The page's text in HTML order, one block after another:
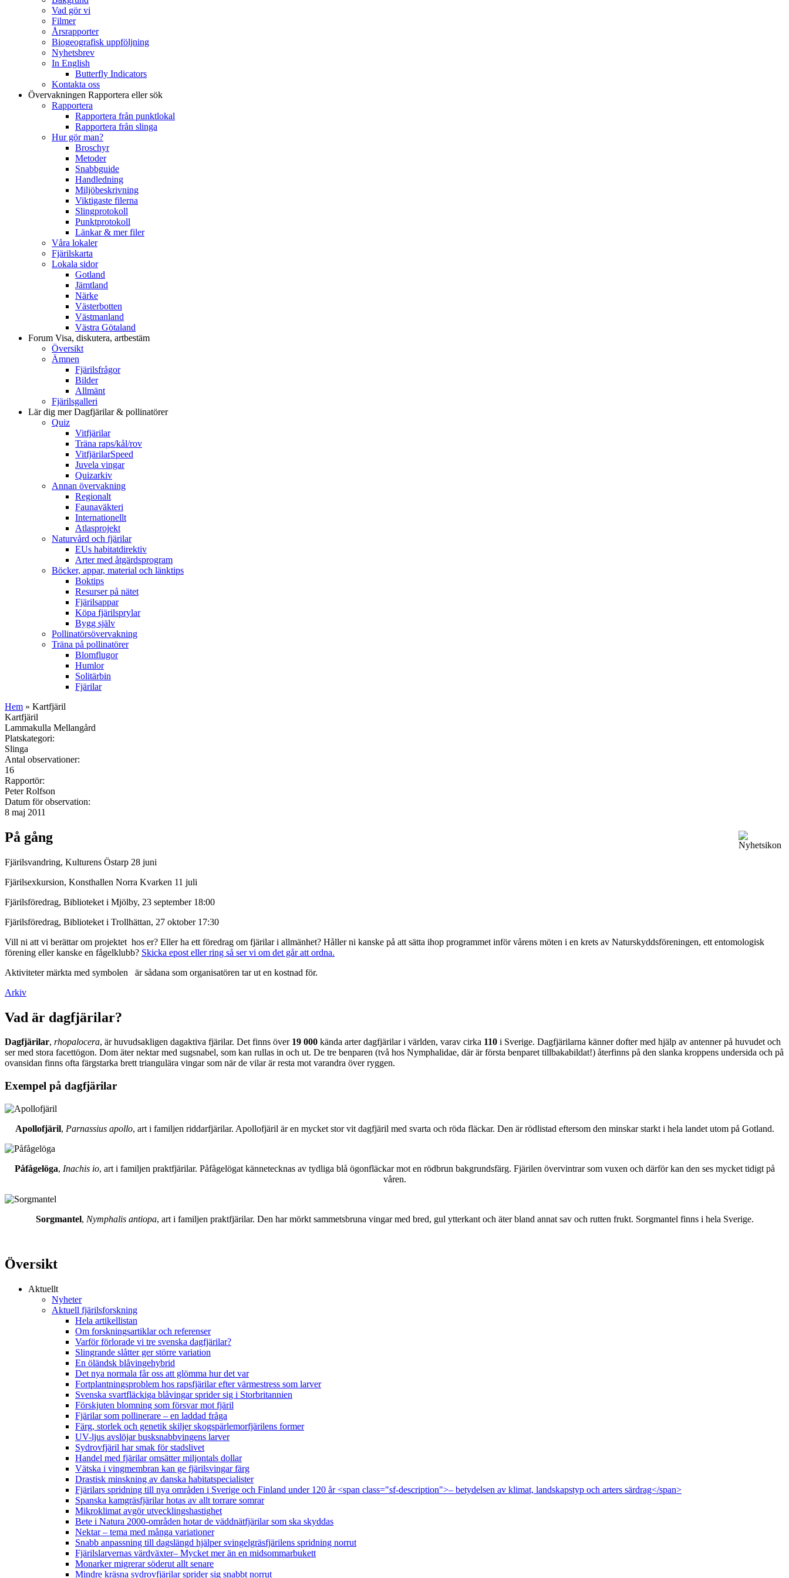
Vad gör vi
Filmer
Årsrapporter
Biogeografisk uppföljning
Nyhetsbrev
In English
Butterfly Indicators
Kontakta oss
Övervakningen Rapportera eller sök
Rapportera
Rapportera från punktlokal
Rapportera från slinga
Hur gör man?
Broschyr
Metoder
Snabbguide
Handledning
Miljöbeskrivning
Viktigaste filerna
Slingprotokoll
Punktprotokoll
Länkar & mer filer
Våra lokaler
Fjärilskarta
Lokala sidor
Gotland
Jämtland
Närke
Västerbotten
Västmanland
Västra Götaland
Forum Visa, diskutera, artbestäm
Översikt
Ämnen
Fjärilsfrågor
Bilder
Allmänt
Fjärilsgalleri
Lär dig merDagfjärilar & pollinatörer
Quiz
Vitfjärilar
Träna raps/kål/rov
VitfjärilarSpeed
Juvela vingar
Quizarkiv
Annan övervakning
Regionalt
Faunaväkteri
Internationellt
Atlasprojekt
Naturvård och fjärilar
EUs habitatdirektiv
Arter med åtgärdsprogram
Böcker, appar, material och länktips
Boktips
Resurser på nätet
Fjärilsappar
Köpa fjärilsprylar
Bygg själv
Pollinatörsövervakning
Träna på pollinatörer
Blomflugor
Humlor
Solitärbin
Fjärilar
Hem » Kartfjäril
Kartfjäril
Lammakulla Mellangård
Platskategori:
Slinga
Antal observationer:
16
Rapportör:
Peter Rolfson
Datum för observation:
8 maj 2011
På gång
Fjärilsvandring, Kulturens Östarp 28 juni
Fjärilsexkursion, Konsthallen Norra Kvarken 11 juli
Fjärilsföredrag, Biblioteket i Mjölby, 23 september 18:00
Fjärilsföredrag, Biblioteket i Trollhättan, 27 oktober 17:30
Vill ni att vi berättar om projektet hos er? Eller ha ett föredrag om fjärilar i allmänhet? Håller ni kanske på att sätta ihop programmet inför vårens möten i en krets av Naturskyddsföreningen, ett entomologisk
förening eller kanske en fågelklubb? Skicka epost eller ring så ser vi om det går att ordna.
Aktiviteter märkta med symbolen
är sådana som organisatören tar ut en kostnad för.
Arkiv
Vad är dagfjärilar?
Dagfjärilar, rhopalocera, är huvudsakligen dagaktiva fjärilar. Det finns över 19 000 kända arter dagfjärilar i världen, varav cirka 110 i Sverige. Dagfjärilarna känner dofter med hjälp av antenner på huvudet och
ser med stora facettögon. Dom äter nektar med sugsnabel, som kan rullas in och ut. De tre benparen (två hos Nymphalidae, där är första benparet tillbakabildat!) återfinns på den slanka kroppens undersida och på
ovansidan finns ofta färgstarka brett triangulära vingar som när de vilar är resta mot varandra över ryggen.
Exempel på dagfjärilar
Apollofjäril, Parnassius apollo, art i familjen riddarfjärilar. Apollofjäril är en mycket stor vit dagfjäril med svarta och röda fläckar. Den är rödlistad eftersom den minskar starkt i hela landet utom på Gotland.
Påfågelöga, Inachis io, art i familjen praktfjärilar. Påfågelögat kännetecknas av tydliga blå ögonfläckar mot en rödbrun bakgrundsfärg. Fjärilen övervintrar som vuxen och därför kan den ses mycket tidigt på
våren.
Sorgmantel, Nymphalis antiopa, art i familjen praktfjärilar. Den har mörkt sammetsbruna vingar med bred, gul ytterkant och äter bland annat sav och rutten frukt. Sorgmantel finns i hela Sverige.
Översikt
Aktuellt
Nyheter
Aktuell fjärilsforskning
Hela artikellistan
Om forskningsartiklar och referenser
Varför förlorade vi tre svenska dagfjärilar?
Slingrande slåtter ger större variation
En öländsk blåvingehybrid
Det nya normala får oss att glömma hur det var
Fortplantningsproblem hos rapsfjärilar efter värmestress som larver
Svenska svartfläckiga blåvingar sprider sig i Storbritannien
Förskjuten blomning som försvar mot fjäril
Fjärilar som pollinerare – en laddad fråga
Färg, storlek och genetik skiljer skogspärlemorfjärilens former
UV-ljus avslöjar busksnabbvingens larver
Sydrovfjäril har smak för stadslivet
Handel med fjärilar omsätter miljontals dollar
Vätska i vingmembran kan ge fjärilsvingar färg
Drastisk minskning av danska habitatspecialister
Fjärilars spridning till nya områden i Sverige och Finland under 120 år <span class="sf-description">– betydelsen av klimat, landskapstyp och arters särdrag</span>
Spanska kamgräsfjärilar hotas av allt torrare somrar
Mikroklimat avgör utvecklingshastighet
Bete i Natura 2000-områden hotar de väddnätfjärilar som ska skyddas
Nektar – tema med många variationer
Snabb anpassning till dagslängd hjälper svingelgräsfjärilens spridning norrut
Fjärilslarvernas värdväxter– Mycket mer än en midsommarbukett
Monarker migrerar söderut allt senare
Mindre kräsna sydrovfjärilar sprider sig snabbt norrut